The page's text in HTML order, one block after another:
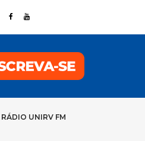
RÁDIO UNIRV FM